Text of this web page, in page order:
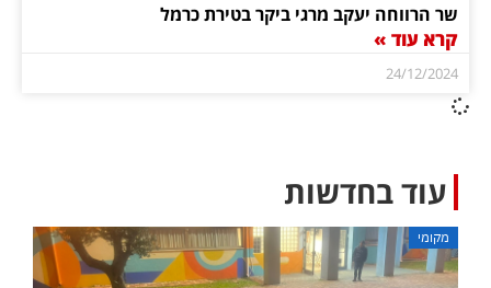
שר הרווחה יעקב מרגי ביקר בטירת כרמל
קרא עוד »
24/12/2024
עוד בחדשות
מקומי